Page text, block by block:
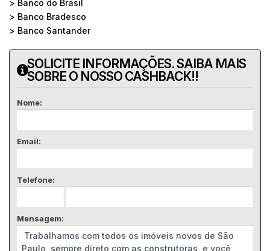
> Banco do Brasil
> Banco Bradesco
> Banco Santander
SOLICITE INFORMAÇÕES. SAIBA MAIS
SOBRE O NOSSO CASHBACK!!
Nome:
Email:
Telefone:
Mensagem: